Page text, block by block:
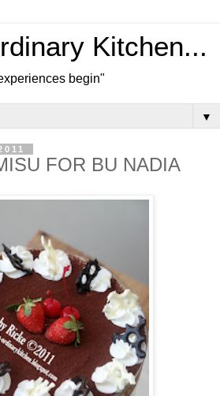
Kitchen...
begin"
▼
FOR BU NADIA